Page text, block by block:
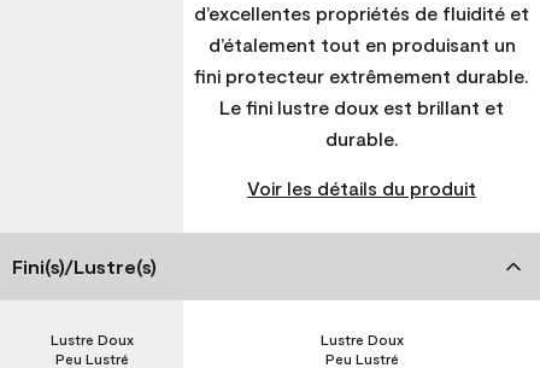
d’excellentes propriétés de fluidité et
d’étalement tout en produisant un
fini protecteur extrêmement durable.
Le fini lustre doux est brillant et
durable.
Voir les détails du produit
Fini(s)/Lustre(s)
Peu Lustré
Lustre Doux
Peu Lustré
Lustre Doux